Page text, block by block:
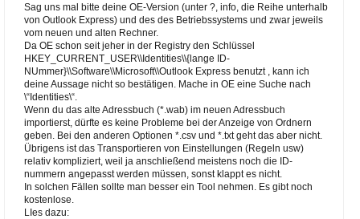
Sag uns mal bitte deine OE-Version (unter ?, info, die Reihe unterhalb
von Outlook Express) und des des Betriebssystems und zwar jeweils
vom neuen und alten Rechner.
Da OE schon seit jeher in der Registry den Schlüssel
HKEY_CURRENT_USER\\Identities\\{lange ID-
NUmmer}\\Software\\Microsoft\\Outlook Express benutzt , kann ich
deine Aussage nicht so bestätigen. Mache in OE eine Suche nach
\“Identities\“.
Wenn du das alte Adressbuch (*.wab) im neuen Adressbuch
importierst, dürfte es keine Probleme bei der Anzeige von Ordnern
geben. Bei den anderen Optionen *.csv und *.txt geht das aber nicht.
Übrigens ist das Transportieren von Einstellungen (Regeln usw)
relativ kompliziert, weil ja anschließend meistens noch die ID-
nummern angepasst werden müssen, sonst klappt es nicht.
In solchen Fällen sollte man besser ein Tool nehmen. Es gibt noch
kostenlose.
LIes dazu: